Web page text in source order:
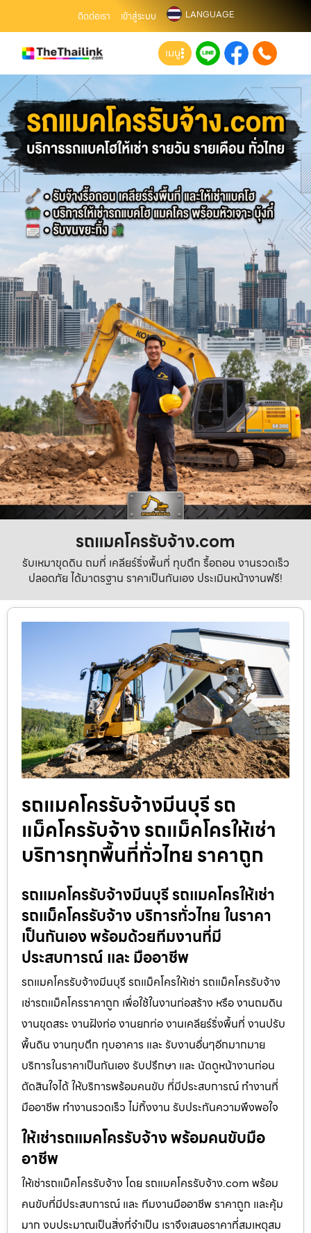
ติดต่อเรา เข้าสู่ระบบ LANGUAGE
เมนู
รถแมคโครรับจ้าง.com
รับเหมาขุดดิน ถมที่ เคลียร์ริ่งพื้นที่ ทุบตึก รื้อถอน งานรวดเร็ว
ปลอดภัย ได้มาตรฐาน ราคาเป็นกันเอง ประเมินหน้างานฟรี!
รถแมคโครรับจ้างมีนบุรี รถ
แม็คโครรับจ้าง รถแม็คโครให้เช่า
บริการทุกพื้นที่ทั่วไทย ราคาถูก
รถแมคโครรับจ้างมีนบุรี รถแมคโครให้เช่า
รถแม็คโครรับจ้าง บริการทั่วไทย ในราคา
เป็นกันเอง พร้อมด้วยทีมงานที่มี
ประสบการณ์ และ มืออาชีพ
รถแมคโครรับจ้างมีนบุรี รถแม็คโครให้เช่า รถแม็คโครรับจ้าง
เช่ารถแม็คโครราคาถูก เพื่อใช้ในงานก่อสร้าง หรือ งานถมดิน
งานขุดสระ งานฝังท่อ งานยกท่อ งานเคลียร์ริ่งพื้นที่ งานปรับ
พื้นดิน งานทุบตึก ทุบอาคาร และ รับงานอื่นๆอีกมากมาย
บริการในราคาเป็นกันเอง รับปรึกษา และ นัดดูหน้างานก่อน
ตัดสินใจได้ ให้บริการพร้อมคนขับ ที่มีประสบการณ์ ทำงานที่
มืออาชีพ ทำงานรวดเร็ว ไม่ทิ้งงาน รับประกันความพึงพอใจ
ให้เช่ารถแมคโครรับจ้าง พร้อมคนขับมือ
อาชีพ
ให้เช่ารถแม็คโครรับจ้าง โดย รถแมคโครรับจ้าง.com พร้อม
คนขับที่มีประสบการณ์ และ ทีมงานมืออาชีพ ราคาถูก และคุ้ม
มาก งบประมาณเป็นสิ่งที่จำเป็น เราจึงเสนอราคาที่สมเหตุสม